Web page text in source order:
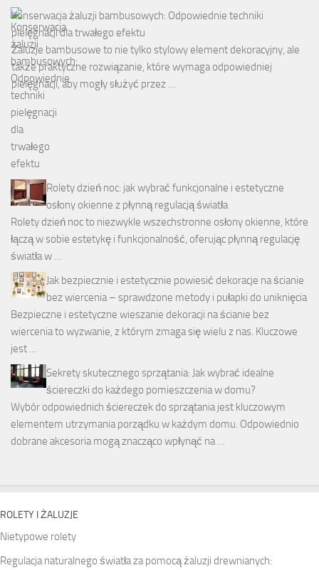
Konserwacja żaluzji bambusowych: Odpowiednie techniki
pielęgnacji dla trwałego efektu
Żaluzje bambusowe to nie tylko stylowy element dekoracyjny, ale
także praktyczne rozwiązanie, które wymaga odpowiedniej
pielęgnacji, aby mogły służyć przez …
Rolety dzień noc: jak wybrać funkcjonalne i estetyczne
osłony okienne z płynną regulacją światła
Rolety dzień noc to niezwykle wszechstronne osłony okienne, które
łączą w sobie estetykę i funkcjonalność, oferując płynną regulację
światła w …
Jak bezpiecznie i estetycznie powiesić dekoracje na ścianie
bez wiercenia – sprawdzone metody i pułapki do uniknięcia
Bezpieczne i estetyczne wieszanie dekoracji na ścianie bez
wiercenia to wyzwanie, z którym zmaga się wielu z nas. Kluczowe
jest …
Sekrety skutecznego sprzątania: Jak wybrać idealne
ściereczki do każdego pomieszczenia w domu?
Wybór odpowiednich ściereczek do sprzątania jest kluczowym
elementem utrzymania porządku w każdym domu. Odpowiednio
dobrane akcesoria mogą znacząco wpłynąć na …
ROLETY I ŻALUZJE
Nietypowe rolety
Regulacja naturalnego światła za pomocą żaluzji drewnianych: